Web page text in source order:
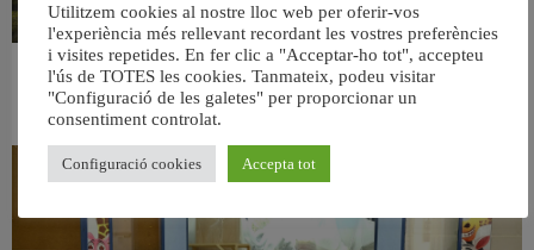
València retira prop de 15.000 litres de residus de la Devesa durant el mes de
juliol
Utilitzem cookies al nostre lloc web per oferir-vos
l'experiència més rellevant recordant les vostres preferències
i visites repetides. En fer clic a "Acceptar-ho tot", accepteu
l'ús de TOTES les cookies. Tanmateix, podeu visitar
"Configuració de les galetes" per proporcionar un
consentiment controlat.
Configuració cookies Accepta tot